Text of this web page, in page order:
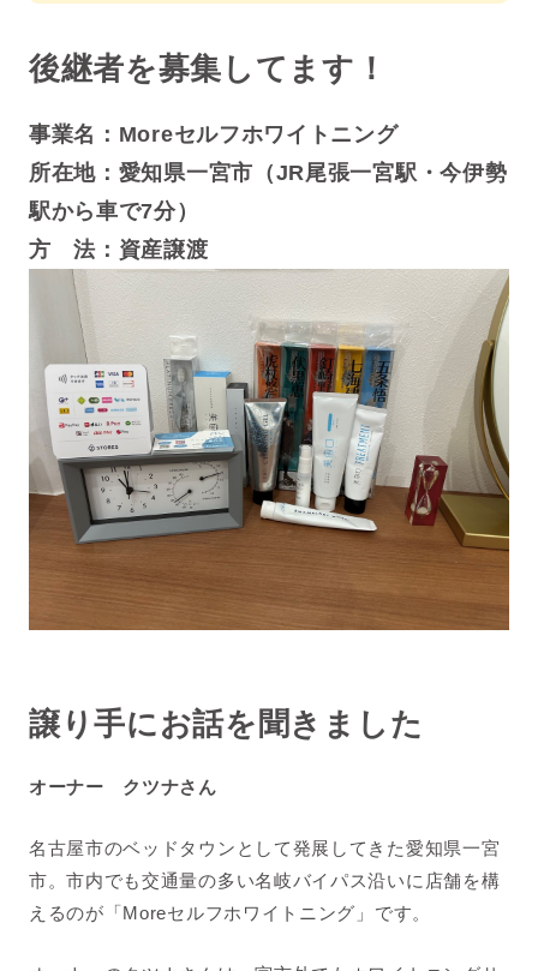
後継者を募集してます！
事業名： Moreセルフホワイトニング
所在地： 愛知県一宮市（JR尾張一宮駅・今伊勢
駅から車で7分）
方 法：資産譲渡
譲り手にお話を聞きました
オーナー クツナさん
名古屋市のベッドタウンとして発展してきた愛知県一宮
市。市内でも交通量の多い名岐バイパス沿いに店舗を構
えるのが「Moreセルフホワイトニング」です。